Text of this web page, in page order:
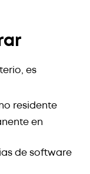
es
residente
en
de software